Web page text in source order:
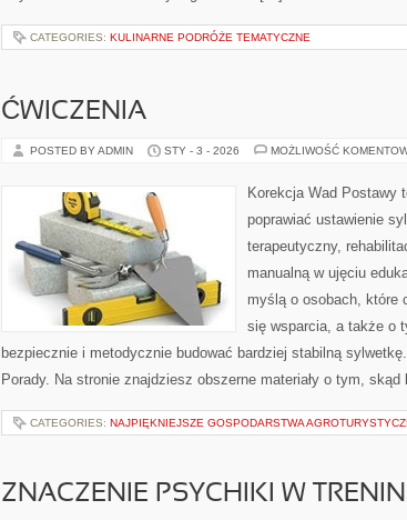
CATEGORIES: KULINARNE PODRÓŻE TEMATYCZNE
ĆWICZENIA
POSTED BY ADMIN STY - 3 - 2026 MOŻLIWOŚĆ
Korekcja Wad Postawy
poprawiać ustawienie
terapeutyczny,
manualną w ujęciu
myślą o osobach, które
się wsparcia, a także o
bezpiecznie i metodycznie budować bardziej stabilną
Porady. Na stronie znajdziesz obszerne materiały o tym, skąd
CATEGORIES: NAJPIĘKNIEJSZE GOSPODARSTWA
ZNACZENIE PSYCHIKI W